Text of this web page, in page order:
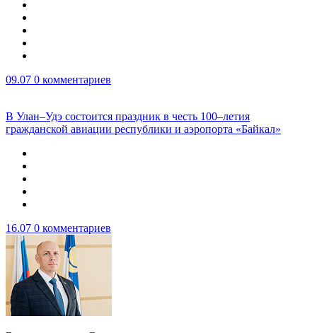
09.07 0 комментариев
В Улан–Удэ состоится праздник в честь 100–летия
гражданской авиации республики и аэропорта «Байкал»
16.07 0 комментариев